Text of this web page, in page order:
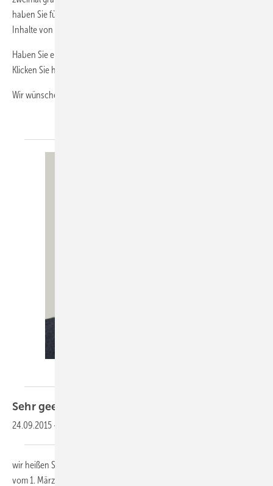
haben Sie für die Laufzeit über www.diekaelte.de vollen Zugriff auf die
Inhalte von rund 200 Heftausgaben.
Haben Sie einen Newsletter von uns verpasst? Auch kein Problem!
Klicken Sie hier und sehen Sie sich im NL-Archiv um.
Wir wünschen Ihnen viel Spaß beim
Sehr geehrte Leserinnen und
24.09.2015 -
wir heißen Sie herzlich willkommen zu unserem KK-Newsletter 4-2016
vom 1. März 2016. In dieser Ausgabe lesen Sie u.a. über die